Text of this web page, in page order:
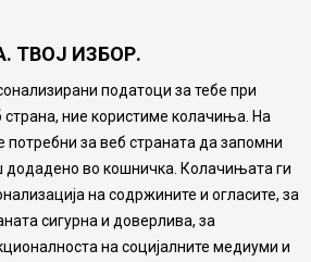
Ваучери
Product Finder
FAQs
што попрецизни во описот на
на слики и цени, но не
дека сите информации се
Сите производи се дел од
ТВОЈ ИЗБОР.
податоци за тебе при
ние користиме колачиња. На
за веб страната да запомни
додадено во кошничка. Колачињата ги
на содржините и огласите, за
сигурна и доверлива, за
на социјалните медиуми и